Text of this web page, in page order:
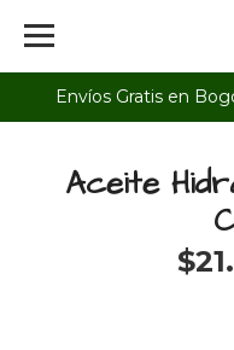
Envíos Gratis en
Aceite